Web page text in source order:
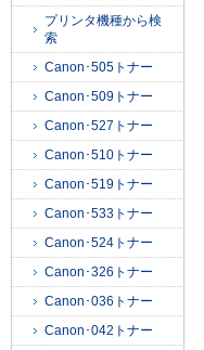
プリンタ機種から検
索
Canon･505トナー
Canon･509トナー
Canon･527トナー
Canon･510トナー
Canon･519トナー
Canon･533トナー
Canon･524トナー
Canon･326トナー
Canon･036トナー
Canon･042トナー